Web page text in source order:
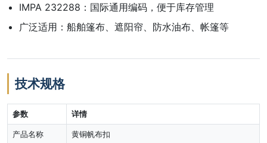
IMPA 232288：国际通用编码，便于库存管理
广泛适用：船舶篷布、遮阳帘、防水油布、帐篷等
技术规格
参数 详情
产品名称 黄铜帆布扣